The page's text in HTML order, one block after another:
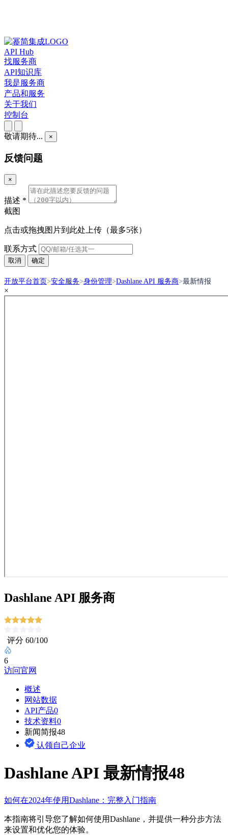
API Hub
找服务商
API知识库
我是服务商
产品和服务
关于我们
控制台
敬请期待... ×
反馈问题
×
描述 *
截图
点击或拖拽图片到此处上传（最多5张）
联系方式
取消 确定
开放平台首页>安全服务>身份管理>Dashlane API 服务商>最新情报
×
Dashlane API 服务商
评分 60/100
6
访问官网
概述
网站数据
API产品0
技术资料0
新闻简报48
认领自己企业
Dashlane API 最新情报48
如何在2024年使用Dashlane：完整入门指南
本指南将引导您了解如何使用Dashlane，并提供一种分步方法
来设置和优化您的体验。